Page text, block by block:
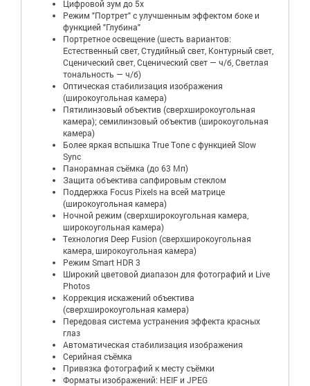
Цифровой зум до 5x
Режим "Портрет" с улучшенным эффектом боке и
функцией "Глубина"
Портретное освещение (шесть вариантов:
Естественный свет, Студийный свет, Контурный свет,
Сценический свет, Сценический свет — ч/б, Светлая
тональность — ч/б)
Оптическая стабилизация изображения
(широкоугольная камера)
Пятилинзовый объектив (сверхширокоугольная
камера); семилинзовый объектив (широкоугольная
камера)
Более яркая вспышка True Tone с функцией Slow
Sync
Панорамная съёмка (до 63 Мп)
Защита объектива сапфировым стеклом
Поддержка Focus Pixels на всей матрице
(широкоугольная камера)
Ночной режим (сверхширокоугольная камера,
широкоугольная камера)
Технология Deep Fusion (сверхширокоугольная
камера, широкоугольная камера)
Режим Smart HDR 3
Широкий цветовой диапазон для фотографий и Live
Photos
Коррекция искажений объектива
(сверхширокоугольная камера)
Передовая система устранения эффекта красных
глаз
Автоматическая стабилизация изображения
Серийная съёмка
Привязка фотографий к месту съёмки
Форматы изображений: HEIF и JPEG